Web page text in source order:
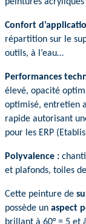
Confort
répartition sur le
outils, à l’eau…
Performances
élevé, opacité
optimisé, entretien
rapide autorisant
pour les ERP
Polyvalence :
et plafonds, toiles
Cette peinture de
possède un aspect